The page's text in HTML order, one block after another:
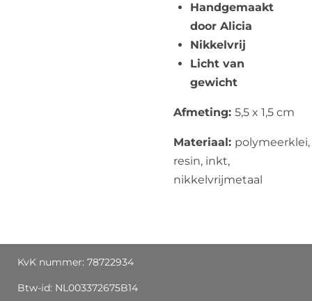
Handgemaakt
door Alicia
Nikkelvrij
Licht van
gewicht
Afmeting: 5,5 x 1,5 cm
Materiaal: polymeerklei,
resin, inkt,
nikkelvrijmetaal
KvK nummer: 78722934
Btw-id: NL003372675B14